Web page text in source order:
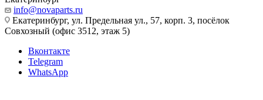
info@novaparts.ru
Екатеринбург, ул. Предельная ул., 57, корп. 3, посёлок
Совхозный (офис 3512, этаж 5)
Вконтакте
Telegram
WhatsApp